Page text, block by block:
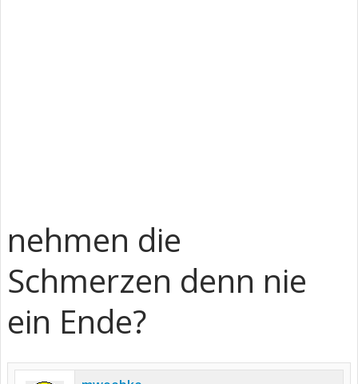
nehmen die
Schmerzen denn nie
ein Ende?